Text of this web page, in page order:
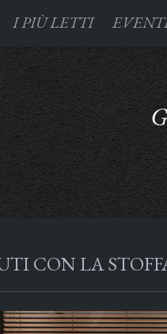
I PIÙ LETTI
CON LA